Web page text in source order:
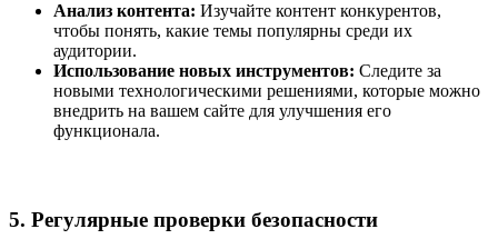
Анализ контента: Изучайте контент конкурентов,
чтобы понять, какие темы популярны среди их
аудитории.
Использование новых инструментов: Следите за
новыми технологическими решениями, которые можно
внедрить на вашем сайте для улучшения его
функционала.
5. Регулярные проверки безопасности